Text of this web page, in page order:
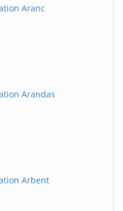
Aranc
Arandas
Arbent